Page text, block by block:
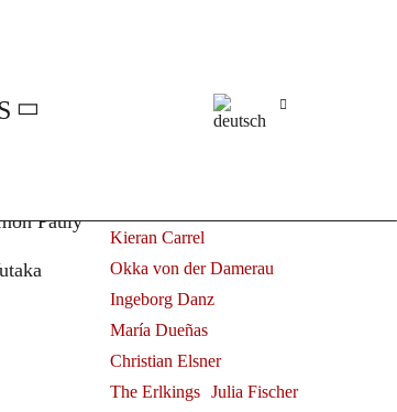
Pauly
Herbert Blomstedt
Kieran Carrel
Okka von der Damerau
Ingeborg Danz
María Dueñas
Christian Elsner
The Erlkings
Julia Fischer